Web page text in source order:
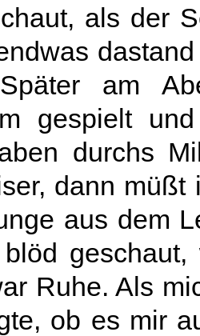
als der
am
gespielt
durchs
dann müßt
aus dem
Ruhe. Als
ob es mir